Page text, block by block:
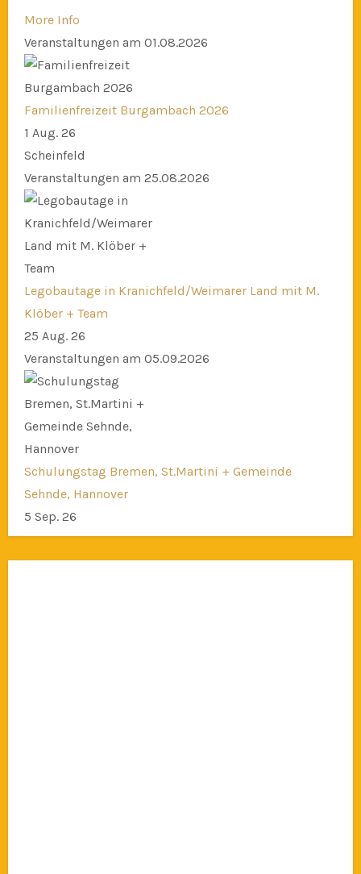
More Info
Veranstaltungen am 01.08.2026
Familienfreizeit Burgambach 2026
1 Aug. 26
Scheinfeld
Veranstaltungen am 25.08.2026
Legobautage in Kranichfeld/Weimarer Land mit M.
Klöber + Team
25 Aug. 26
Veranstaltungen am 05.09.2026
Schulungstag Bremen, St.Martini + Gemeinde
Sehnde, Hannover
5 Sep. 26